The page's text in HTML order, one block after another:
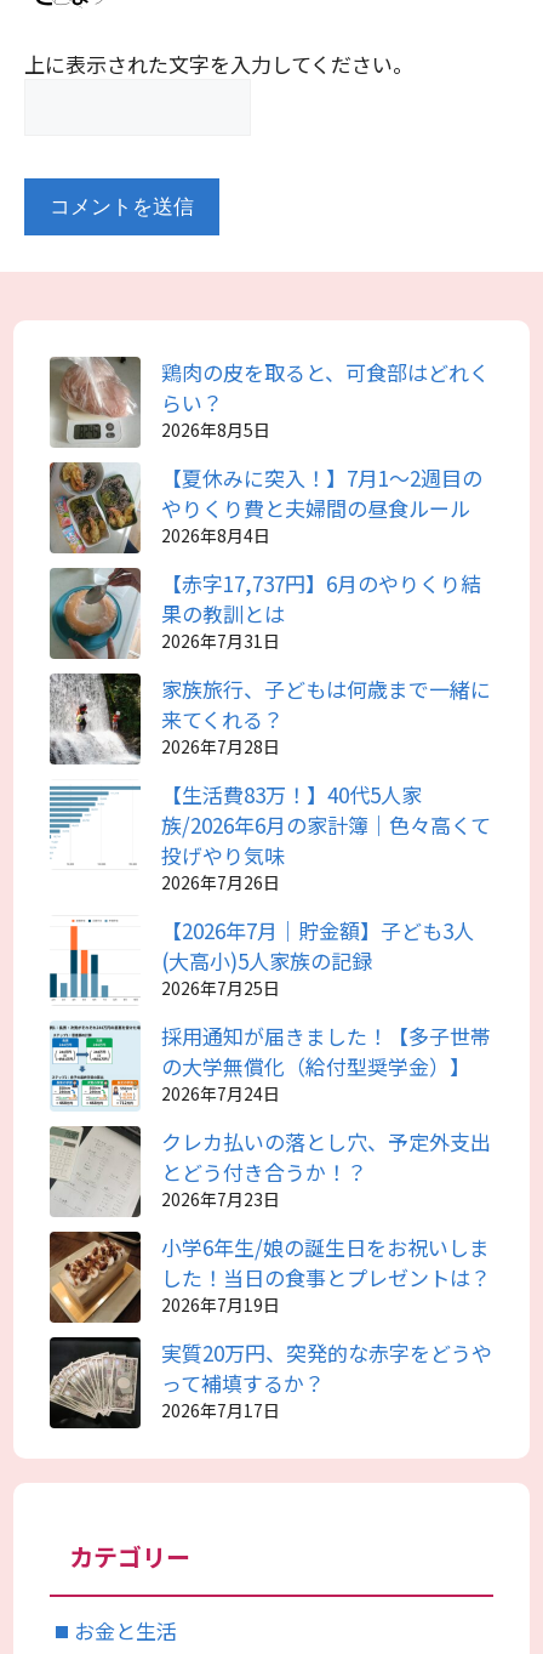
上に表示された文字を入力してください。
鶏肉の皮を取ると、可食部はどれく
らい？
2026年8月5日
【夏休みに突入！】7月1～2週目の
やりくり費と夫婦間の昼食ルール
2026年8月4日
【赤字17,737円】6月のやりくり結
果の教訓とは
2026年7月31日
家族旅行、子どもは何歳まで一緒に
来てくれる？
2026年7月28日
【生活費83万！】40代5人家
族/2026年6月の家計簿｜色々高くて
投げやり気味
2026年7月26日
【2026年7月｜貯金額】子ども3人
(大高小)5人家族の記録
2026年7月25日
採用通知が届きました！【多子世帯
の大学無償化（給付型奨学金）】
2026年7月24日
クレカ払いの落とし穴、予定外支出
とどう付き合うか！？
2026年7月23日
小学6年生/娘の誕生日をお祝いしま
した！当日の食事とプレゼントは？
2026年7月19日
実質20万円、突発的な赤字をどうや
って補填するか？
2026年7月17日
カテゴリー
お金と生活